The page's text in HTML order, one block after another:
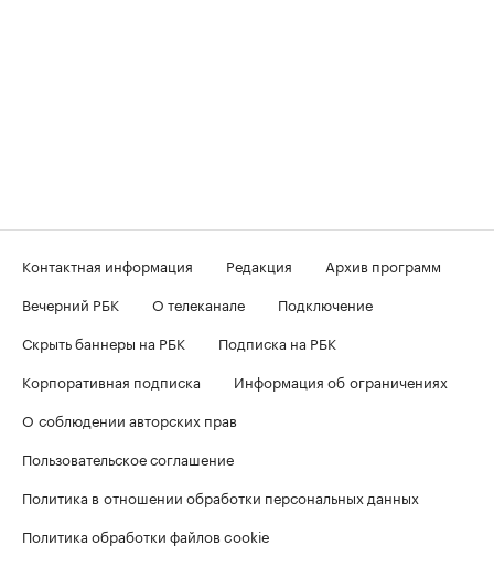
Контактная информация Редакция
Архив программ
Вечерний РБК
О телеканале
Подключение
Скрыть баннеры на РБК
Подписка на РБК
Корпоративная подписка
Информация об ограничениях
О соблюдении авторских прав
Пользовательское соглашение
Политика в отношении обработки персональных данных
Политика обработки файлов cookie